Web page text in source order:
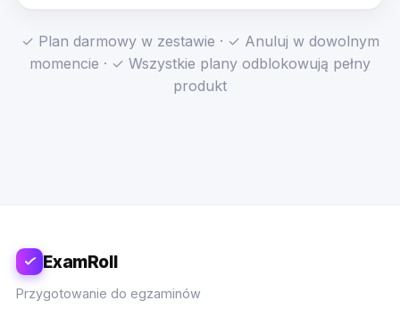
✓ Plan darmowy w zestawie · ✓ Anuluj w dowolnym
momencie · ✓ Wszystkie plany odblokowują pełny
produkt
ExamRoll
Przygotowanie do egzaminów